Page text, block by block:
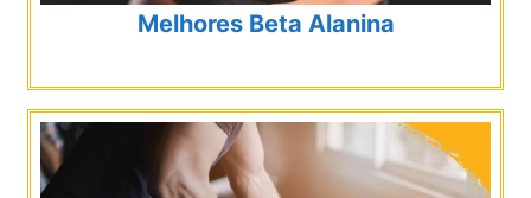
Melhores Beta Alanina